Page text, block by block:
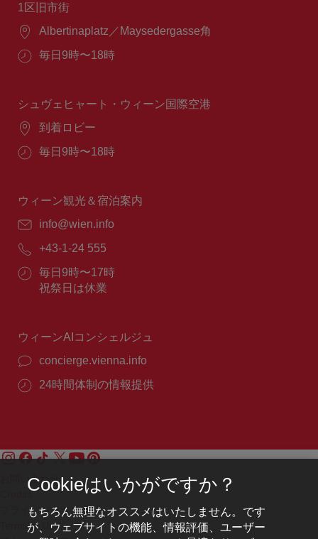
1区旧市街
場
Albertinaplatz／Maysedergasse角
営
間：
毎日9時〜18時
シュヴェヒャート・ウィーン国際空港
場
到着ロビー
営
間：
毎日9時〜18時
ウィーン観光＆宿泊案内
E
ー
ル：
info@wien.info
電
番
号：
+43-1-24 555
営
業
毎日9時〜17時
祝祭日は休業
ウィーンAIコンシェルジュ
concierge.vienna.info
24時間体制の情報提供
お問い合わせ
Credits
プライバシーポリシー
Terms of Use
Cookieはいかがですか？
もちろん無理なオススメはいたしません。です
が、ウェブサイトの機能、情報評価、ユーザー